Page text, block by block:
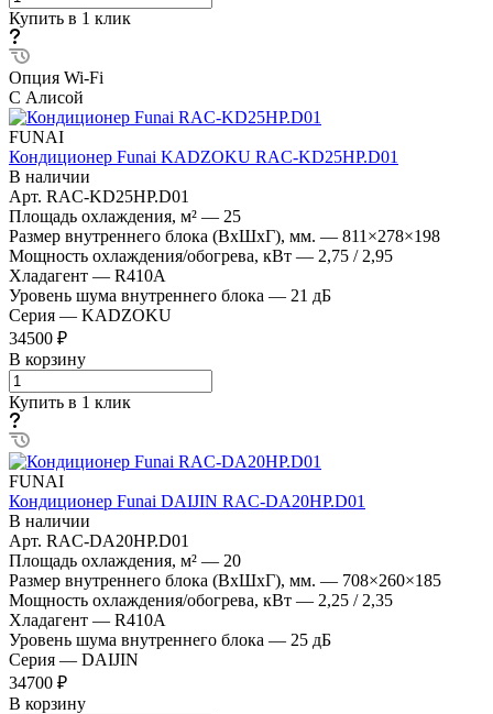
Купить в 1 клик
Опция Wi-Fi
С Алисой
FUNAI
Кондиционер Funai KADZOKU RAC-KD25HP.D01
В наличии
Арт. RAC-KD25HP.D01
Площадь охлаждения, м² — 25
Размер внутреннего блока (ВхШхГ), мм. — 811×278×198
Мощность охлаждения/обогрева, кВт — 2,75 / 2,95
Хладагент — R410A
Уровень шума внутреннего блока — 21 дБ
Серия — KADZOKU
34500 ₽
В корзину
Купить в 1 клик
FUNAI
Кондиционер Funai DAIJIN RAC-DA20HP.D01
В наличии
Арт. RAC-DA20HP.D01
Площадь охлаждения, м² — 20
Размер внутреннего блока (ВхШхГ), мм. — 708×260×185
Мощность охлаждения/обогрева, кВт — 2,25 / 2,35
Хладагент — R410A
Уровень шума внутреннего блока — 25 дБ
Серия — DAIJIN
34700 ₽
В корзину